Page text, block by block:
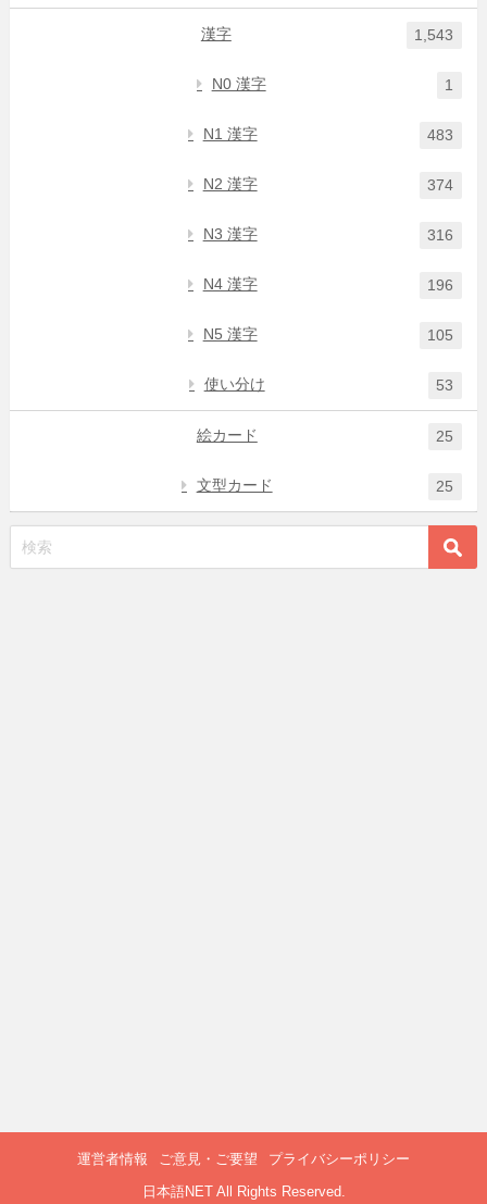
漢字 1,543
N0 漢字 1
N1 漢字 483
N2 漢字 374
N3 漢字 316
N4 漢字 196
N5 漢字 105
使い分け 53
絵カード 25
文型カード 25
運営者情報 ご意見・ご要望
プライバシーポリシー
日本語NET All Rights Reserved.